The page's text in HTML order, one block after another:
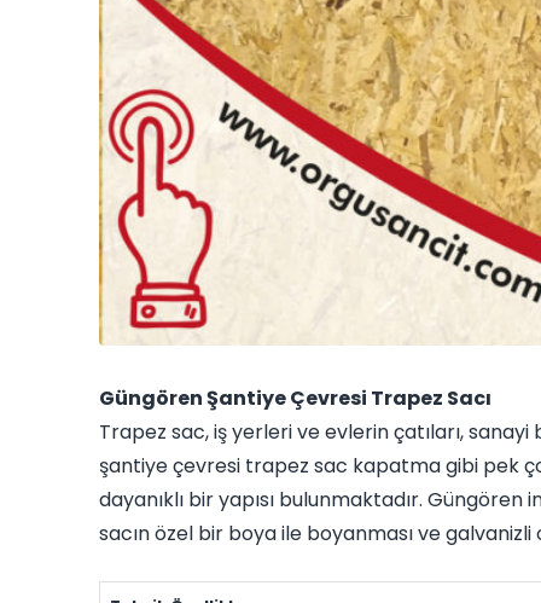
Güngören Şantiye Çevresi Trapez Sacı
Trapez sac, iş yerleri ve evlerin çatıları,
şantiye çevresi trapez sac kapatma gibi pek
dayanıklı bir yapısı bulunmaktadır.
sacın özel bir boya ile boyanması ve